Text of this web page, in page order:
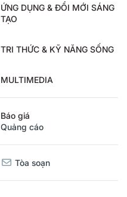
ỨNG DỤNG & ĐỔI MỚI SÁNG
TẠO
TRI THỨC & KỸ NĂNG SỐNG
MULTIMEDIA
Báo giá
Quảng cáo
Tòa soạn